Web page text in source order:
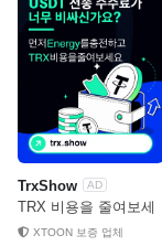
TrxShow AD
TRX 비용을 줄여보세
요 XTOON 보증 업체